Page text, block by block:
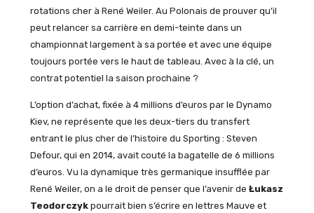
rotations cher à René Weiler. Au Polonais de prouver qu’il
peut relancer sa carrière en demi-teinte dans un
championnat largement à sa portée et avec une équipe
toujours portée vers le haut de tableau. Avec à la clé, un
contrat potentiel la saison prochaine ?
L’option d’achat, fixée à 4 millions d’euros par le Dynamo
Kiev, ne représente que les deux-tiers du transfert
entrant le plus cher de l’histoire du Sporting : Steven
Defour, qui en 2014, avait couté la bagatelle de 6 millions
d’euros. Vu la dynamique très germanique insufflée par
René Weiler, on a le droit de penser que l’avenir de Łukasz
Teodorczykpourrait bien s’écrire en lettres Mauve et